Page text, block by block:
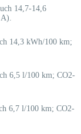
14,7-14,6
14,3 kWh/100 km;
6,5 l/100 km; CO2-
6,7 l/100 km; CO2-